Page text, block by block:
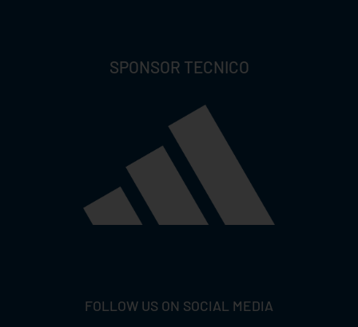
SPONSOR TECNICO
FOLLOW US ON SOCIAL MEDIA